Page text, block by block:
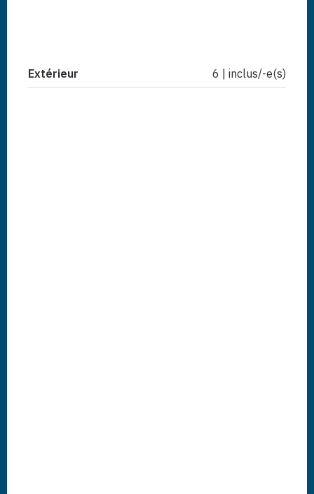
Extérieur 6 | inclus/-e(s)